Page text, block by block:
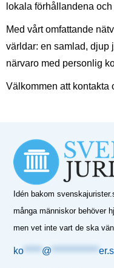
lokala förhållandena
Med vårt omfattande
världar: en samlad, djup
närvaro med personlig
Välkommen att kontakta
Idén bakom
många människor behöver
men vet inte vart de ska
ko ***** @ *************